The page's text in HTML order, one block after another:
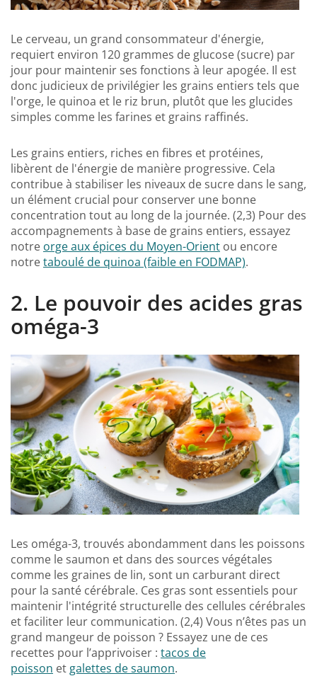
Le cerveau, un grand consommateur d'énergie,
requiert environ 120 grammes de glucose (sucre) par
jour pour maintenir ses fonctions à leur apogée. Il est
donc judicieux de privilégier les grains entiers tels que
l'orge, le quinoa et le riz brun, plutôt que les glucides
simples comme les farines et grains raffinés.
Les grains entiers, riches en fibres et protéines,
libèrent de l'énergie de manière progressive. Cela
contribue à stabiliser les niveaux de sucre dans le sang,
un élément crucial pour conserver une bonne
concentration tout au long de la journée. (2,3) Pour des
accompagnements à base de grains entiers, essayez
notre orge aux épices du Moyen-Orient ou encore
notretaboulé de quinoa (faible en FODMAP).
2. Le pouvoir des acides gras
oméga-3
Les oméga-3, trouvés abondamment dans les poissons
comme le saumon et dans des sources végétales
comme les graines de lin, sont un carburant direct
pour la santé cérébrale. Ces gras sont essentiels pour
maintenir l'intégrité structurelle des cellules cérébrales
et faciliter leur communication. (2,4) Vous n’êtes pas un
grand mangeur de poisson ? Essayez une de ces
recettes pour l’apprivoiser : tacos de
poisson et galettes de saumon.